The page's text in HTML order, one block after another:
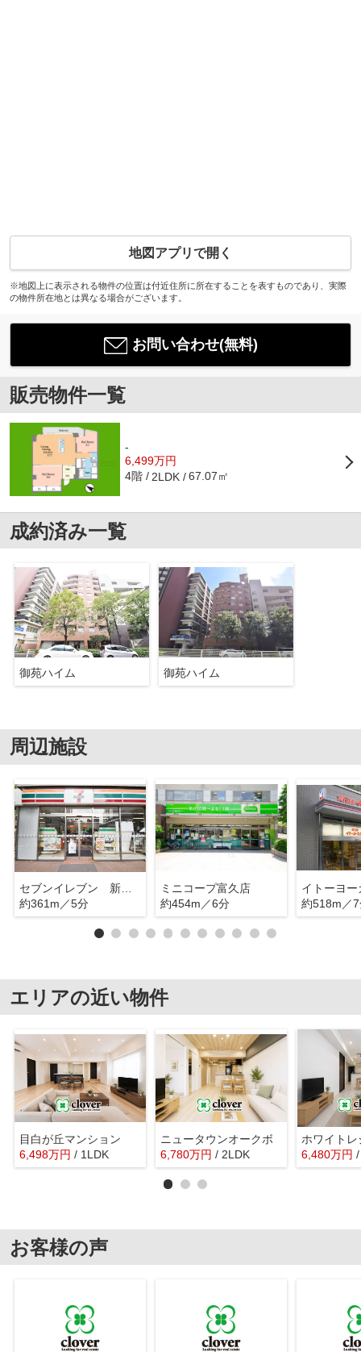
地図アプリで開く
※地図上に表示される物件の位置は付近住所に所在することを表すものであり、実際
の物件所在地とは異なる場合がございます。
お問い合わせ(無料)
販売物件一覧
-
6,499万円
4階 2LDK 67.07㎡
成約済み一覧
御苑ハイム 御苑ハイム
周辺施設
セブンイレブン 新宿御苑前本通り
約361m／5分
ミニコープ富久店
約454m／6分
約518m／
エリアの近い物件
目白が丘マンション
6,498万円 / 1LDK
ニュータウンオークボ
6,780万円 / 2LDK
ホワイトレ
6,480万円
お客様の声